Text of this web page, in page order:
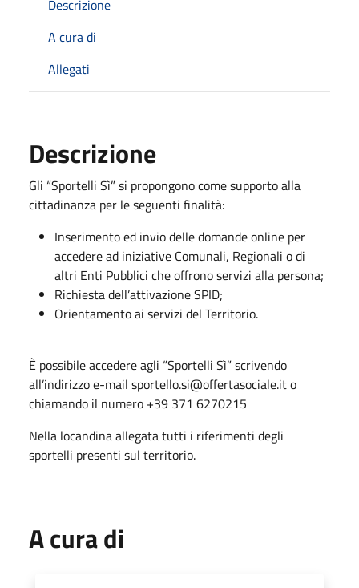
Descrizione
A cura di
Allegati
Descrizione
Gli “Sportelli Sì” si propongono come supporto alla
cittadinanza per le seguenti finalità:
Inserimento ed invio delle domande online per
accedere ad iniziative Comunali, Regionali o di
altri Enti Pubblici che offrono servizi alla persona;
Richiesta dell’attivazione SPID;
Orientamento ai servizi del Territorio.
È possibile accedere agli “Sportelli Sì” scrivendo
all’indirizzo e-mail sportello.si@offertasociale.it o
chiamando il numero +39 371 6270215
Nella locandina allegata tutti i riferimenti degli
sportelli presenti sul territorio.
A cura di